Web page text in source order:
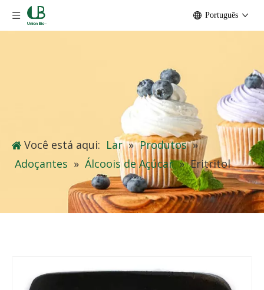
Português
Você está aqui: Lar » Produtos »
Adoçantes » Álcoois de Açúcar » Eritritol